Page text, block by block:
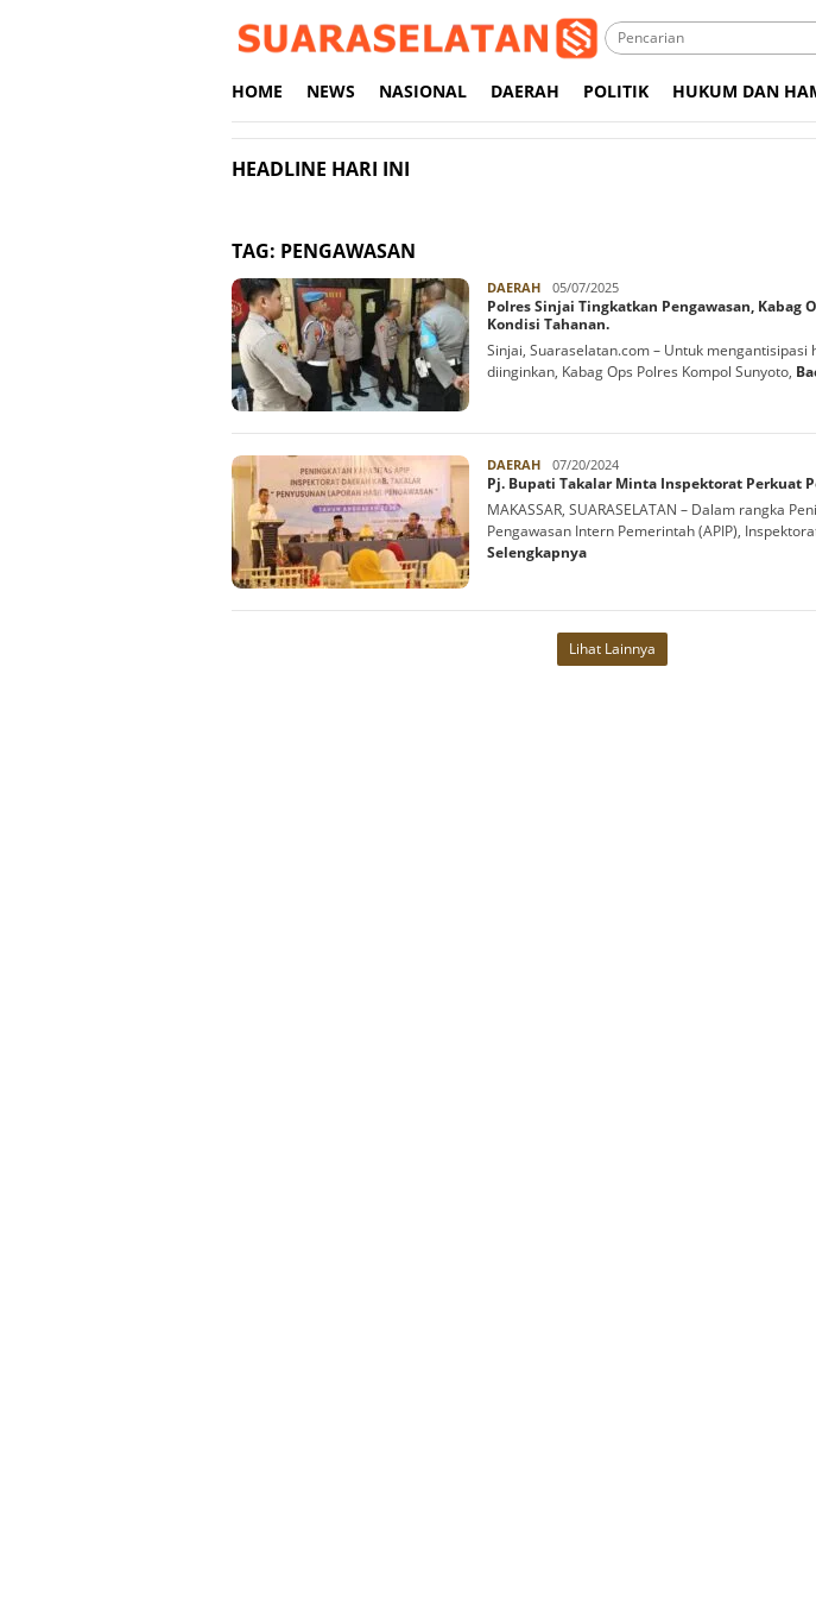
HOME NEWS NASIONAL DAERAH POLITIK HUKUM DAN
HEADLINE HARI INI
TAG: PENGAWASAN
DAERAHAzhari
05/07/2025
Polres Sinjai Tingkatkan Pengawasan, Kabag
Kondisi Tahanan.
Sinjai, Suaraselatan.com – Untuk mengantisipasi
diinginkan, Kabag Ops Polres Kompol Sunyoto,
DAERAHRabbani
07/20/2024
Pj. Bupati Takalar Minta Inspektorat Perkuat
MAKASSAR, SUARASELATAN – Dalam rangka
Pengawasan Intern Pemerintah (APIP),
Selengkapnya
Lihat Lainnya